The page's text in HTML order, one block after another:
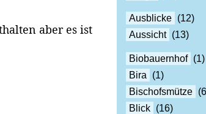
aber es ist
Ausblicke (12)
Aussicht (13)
Biobauernhof (1)
Bira
(1)
Bischofsmütze
Blick (16)